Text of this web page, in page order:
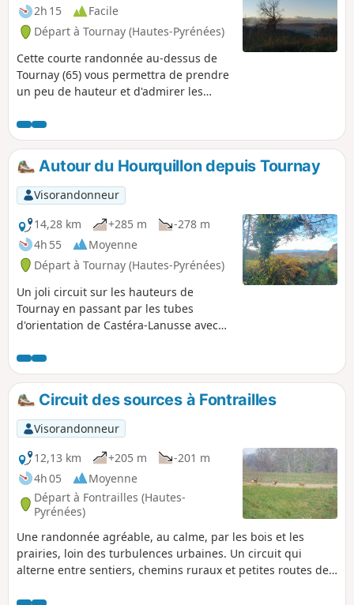
2h 15
Facile
Départ à Tournay (Hautes-Pyrénées)
Cette courte randonnée au-dessus de
Tournay (65) vous permettra de prendre
un peu de hauteur et d'admirer les
Autour du Hourquillon depuis Tournay
Visorandonneur
14,28 km
+285 m
-278 m
4h 55
Moyenne
Départ à Tournay (Hautes-Pyrénées)
Un joli circuit sur les hauteurs de
Tournay en passant par les tubes
d'orientation de Castéra-Lanusse avec
Circuit des sources à Fontrailles
Visorandonneur
12,13 km
+205 m
-201 m
4h 05
Moyenne
Départ à Fontrailles (Hautes-
Pyrénées)
Une randonnée agréable, au calme, par les bois et les
prairies, loin des turbulences urbaines. Un circuit qui
alterne entre sentiers, chemins ruraux et petites routes de